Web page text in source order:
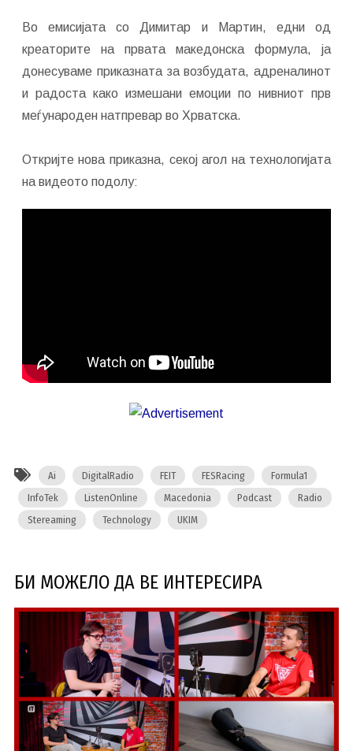
Во емисијата со Димитар и Мартин, едни од
креаторите на првата македонска формула, ја
донесуваме приказната за возбудата, адреналинот
и радоста како измешани емоции по нивниот прв
меѓународен натпревар во Хрватска.
Откријте нова приказна, секој агол на технологијата
на видеото подолу:
Ai DigitalRadio FEIT FESRacing
Formula1
InfoTek
ListenOnline Macedonia Podcast
Radio
Stereaming
Technology UKIM
БИ МОЖЕЛО ДА ВЕ ИНТЕРЕСИРА